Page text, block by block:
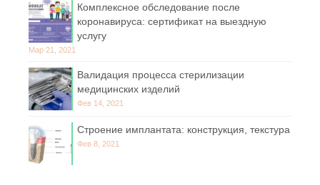
Комплексное обследование после
коронавируса: сертификат на выездную
услугу
Мар 21, 2021
Валидация процесса стерилизации
медицинских изделий
Фев 14, 2021
Строение имплантата: конструкция, текстура
Фев 8, 2021